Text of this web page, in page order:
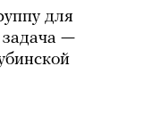
для
задача —